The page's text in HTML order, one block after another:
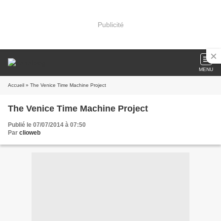
Publicité
MENU
Accueil » The Venice Time Machine Project
The Venice Time Machine Project
Publié le 07/07/2014 à 07:50
Par clioweb